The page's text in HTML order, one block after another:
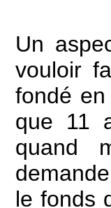
Un
vouloir
fondé
que 11
quand
le fonds